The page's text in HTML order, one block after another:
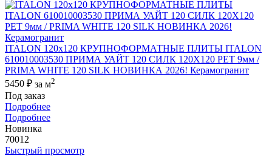
ITALON 120x120 КРУПНОФОРМАТНЫЕ ПЛИТЫ ITALON
610010003530 ПРИМА УАЙТ 120 СИЛК 120Х120 РЕТ 9мм /
PRIMA WHITE 120 SILK НОВИНКА 2026! Керамогранит
5450 ₽ за м2
Под заказ
Подробнее
Подробнее
Новинка
70012
Быстрый просмотр